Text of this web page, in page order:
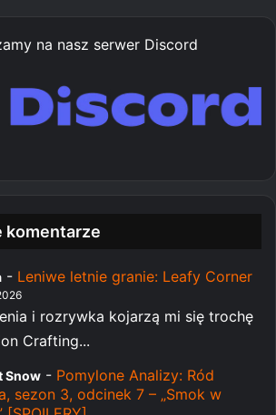
na nasz serwer Discord
komentarze
- Leniwe letnie granie: Leafy Corner
i rozrywka kojarzą mi się trochę
Crafting...
Snow - Pomylone Analizy: Ród
sezon 3, odcinek 7 – „Smok w